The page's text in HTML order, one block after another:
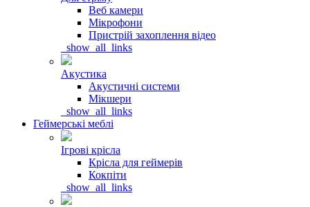
Веб камери
Мікрофони
Пристрій захоплення відео
_show_all_links
Акустика
Акустичні системи
Мікшери
_show_all_links
Геймерські меблі
Ігрові крісла
Крісла для геймерів
Кокпіти
_show_all_links